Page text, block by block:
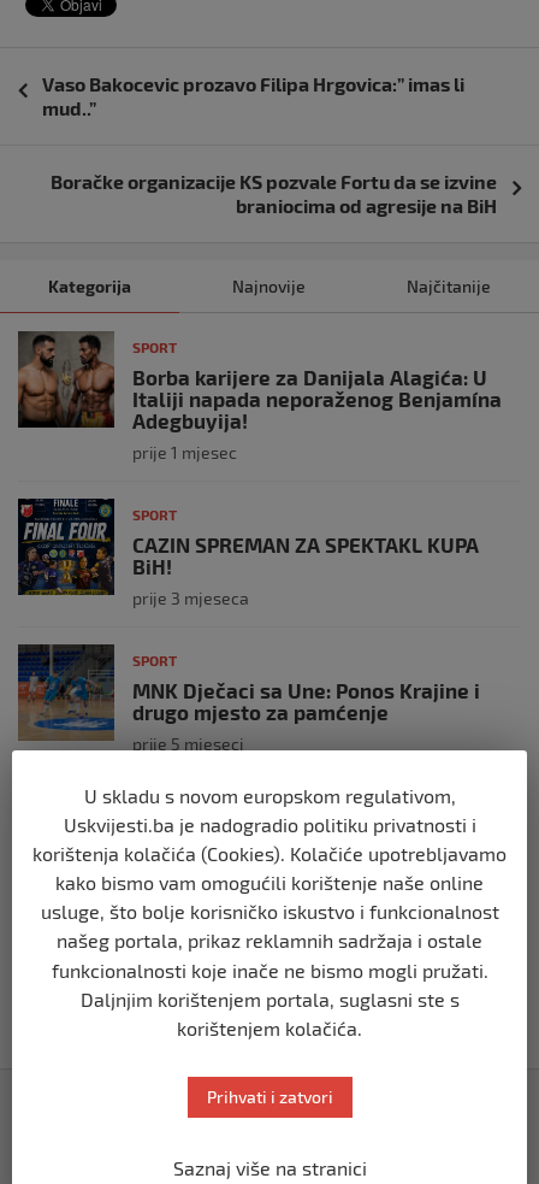
objava
Vaso Bakocevic prozavo Filipa Hrgovica:” imas li
mud..”
Boračke organizacije KS pozvale Fortu da se izvine
braniocima od agresije na BiH
Kategorija Najnovije Najčitanije
SPORT
Borba karijere za Danijala Alagića: U
Italiji napada neporaženog Benjamína
Adegbuyija!
prije 1 mjesec
SPORT
CAZIN SPREMAN ZA SPEKTAKL KUPA
BiH!
prije 3 mjeseca
SPORT
MNK Dječaci sa Une: Ponos Krajine i
drugo mjesto za pamćenje
prije 5 mjeseci
SPORT
VELIKI DERBI ZA KRAJ SEZONE!
prije 5 mjeseci
SPORT
Dječaci sa Une slavili su u derbiju
protiv MNK BORAC, Izačić
prije 5 mjeseci
U skladu s novom europskom regulativom,
Uskvijesti.ba je nadogradio politiku privatnosti i
korištenja kolačića (Cookies). Kolačiće upotrebljavamo
kako bismo vam omogućili korištenje naše online
usluge, što bolje korisničko iskustvo i funkcionalnost
našeg portala, prikaz reklamnih sadržaja i ostale
funkcionalnosti koje inače ne bismo mogli pružati.
Daljnjim korištenjem portala, suglasni ste s
korištenjem kolačića.
Prihvati i zatvori
Saznaj više na stranici